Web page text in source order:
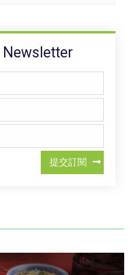
提交訂閱